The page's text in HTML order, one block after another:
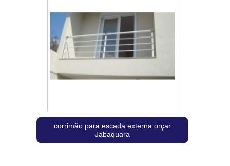
corrimão para escada externa orçar
Jabaquara